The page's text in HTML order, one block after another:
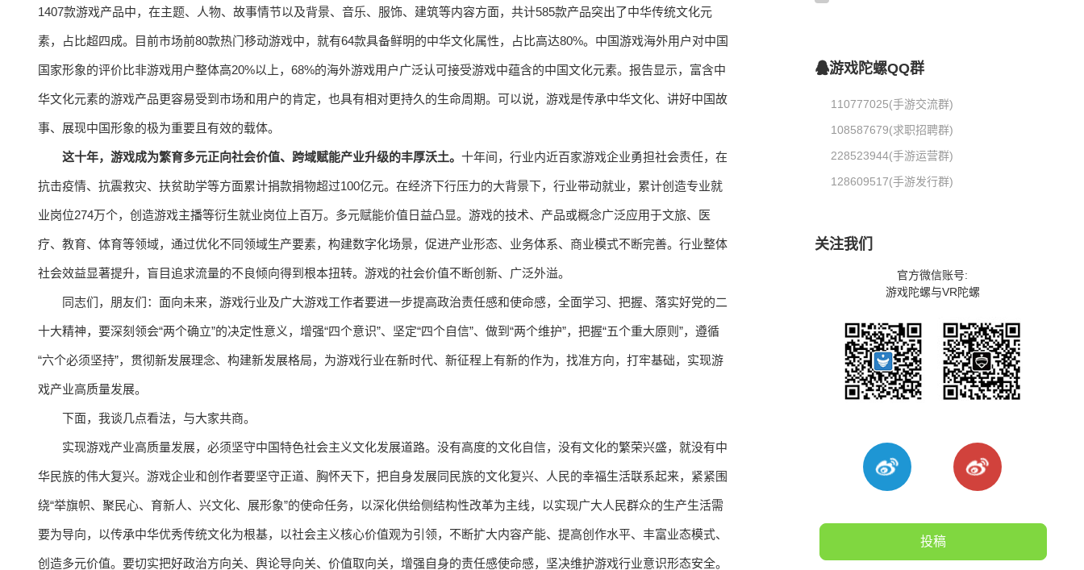
1407款游戏产品中，在主题、人物、故事情节以及背景、音乐、服饰、建筑等内容方面，共计585款产品突出了中华传统文化元
素，占比超四成。目前市场前80款热门移动游戏中，就有64款具备鲜明的中华文化属性，占比高达80%。中国游戏海外用户对中国
国家形象的评价比非游戏用户整体高20%以上，68%的海外游戏用户广泛认可接受游戏中蕴含的中国文化元素。报告显示，富含中
华文化元素的游戏产品更容易受到市场和用户的肯定，也具有相对更持久的生命周期。可以说，游戏是传承中华文化、讲好中国故
事、展现中国形象的极为重要且有效的载体。
这十年，游戏成为繁育多元正向社会价值、跨域赋能产业升级的丰厚沃土。 十年间，行业内近百家游戏企业勇担社会责任，在
抗击疫情、抗震救灾、扶贫助学等方面累计捐款捐物超过100亿元。在经济下行压力的大背景下，行业带动就业，累计创造专业就
业岗位274万个，创造游戏主播等衍生就业岗位上百万。多元赋能价值日益凸显。游戏的技术、产品或概念广泛应用于文旅、医
疗、教育、体育等领域，通过优化不同领域生产要素，构建数字化场景，促进产业形态、业务体系、商业模式不断完善。行业整体
社会效益显著提升，盲目追求流量的不良倾向得到根本扭转。游戏的社会价值不断创新、广泛外溢。
同志们，朋友们：面向未来，游戏行业及广大游戏工作者要进一步提高政治责任感和使命感，全面学习、把握、落实好党的二
十大精神，要深刻领会“两个确立”的决定性意义，增强“四个意识”、坚定“四个自信”、做到“两个维护”，把握“五个重大原则”，遵循
“六个必须坚持”，贯彻新发展理念、构建新发展格局，为游戏行业在新时代、新征程上有新的作为，找准方向，打牢基础，实现游
戏产业高质量发展。
下面，我谈几点看法，与大家共商。
实现游戏产业高质量发展，必须坚守中国特色社会主义文化发展道路。没有高度的文化自信，没有文化的繁荣兴盛，就没有中
华民族的伟大复兴。游戏企业和创作者要坚守正道、胸怀天下，把自身发展同民族的文化复兴、人民的幸福生活联系起来，紧紧围
绕“举旗帜、聚民心、育新人、兴文化、展形象”的使命任务，以深化供给侧结构性改革为主线，以实现广大人民群众的生产生活需
要为导向，以传承中华优秀传统文化为根基，以社会主义核心价值观为引领，不断扩大内容产能、提高创作水平、丰富业态模式、
创造多元价值。要切实把好政治方向关、舆论导向关、价值取向关，增强自身的责任感使命感，坚决维护游戏行业意识形态安全。
游戏陀螺QQ群
110777025(手游交流群)
108587679(求职招聘群)
228523944(手游运营群)
128609517(手游发行群)
关注我们
官方微信账号:
游戏陀螺与VR陀螺
投稿